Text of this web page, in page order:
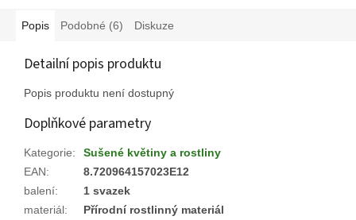
Popis Podobné (6) Diskuze
Detailní popis produktu
Popis produktu není dostupný
Doplňkové parametry
Kategorie:
Sušené květiny a rostliny
EAN:
8.720964157023E12
balení:
1 svazek
materiál: Přírodní rostlinný materiál